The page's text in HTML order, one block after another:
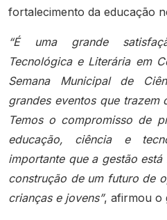
fortalecimento da educação
“É uma grande
Tecnológica e Literária em
Semana Municipal de
grandes eventos que trazem
Temos o compromisso de
educação, ciência e
importante que a gestão
construção de um futuro de
crianças e jovens”, afirmou o